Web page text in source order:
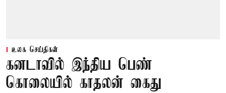
உலக செய்திகள்
கனடாவில் இந்திய பெண்
கொலையில் காதலன் கைது